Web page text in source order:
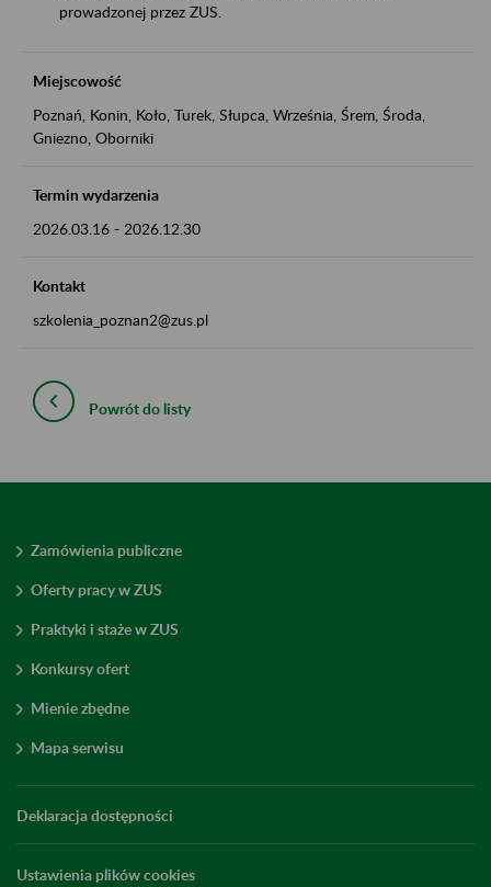
prowadzonej przez ZUS.
Miejscowość
Poznań, Konin, Koło, Turek, Słupca, Września, Śrem, Środa,
Gniezno, Oborniki
Termin wydarzenia
2026.03.16 - 2026.12.30
Kontakt
szkolenia_poznan2@zus.pl
Powrót do listy
Zamówienia publiczne
Oferty pracy w ZUS
Praktyki i staże w ZUS
Konkursy ofert
Mienie zbędne
Mapa serwisu
Deklaracja dostępności
Ustawienia plików cookies